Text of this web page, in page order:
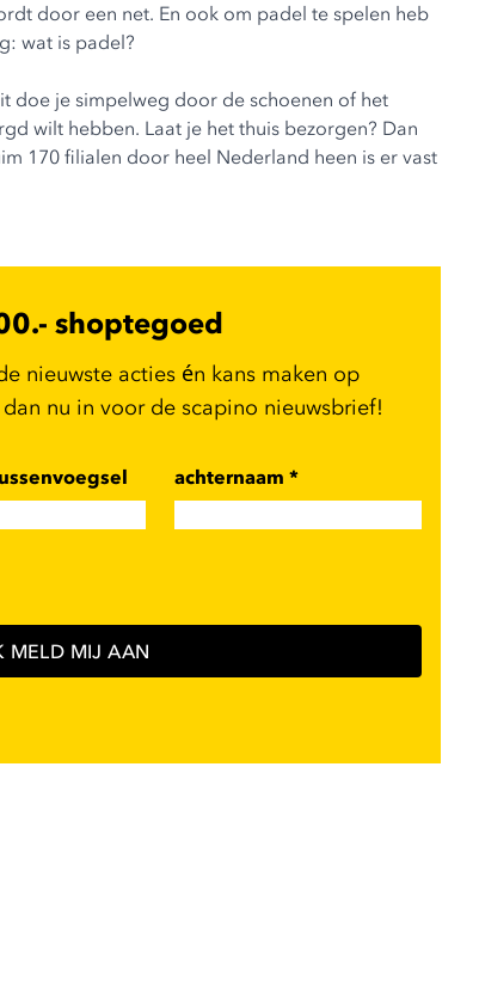
door een net. En ook om padel te spelen heb
wat is padel?
doe je simpelweg door de schoenen of het
wilt hebben. Laat je het thuis bezorgen? Dan
170 filialen door heel Nederland heen is er vast
shoptegoed
nieuwste acties én kans maken op
nu in voor de scapino nieuwsbrief!
achternaam*
MELD MIJ AAN